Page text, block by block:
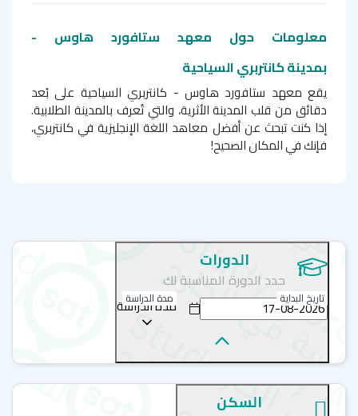
معلومات حول معهد ستافورد هاوس -
بمدينة كانتربري السياحية
يقع معهد ستافورد هاوس - كانتربري السياحية على بُعد
دقائق من قلب المدينة الأثرية، والتي تُعرف بالمدينة الطلابية.
إذا كنت تبحث عن أفضل معاهد اللغة الإنجليزية في كانتربري،
فإنك في المكان الصحيح!
ومشاهدة الاثار القديمة التي تعود للقرون الوسطى، إنها حقاً
المدينة المثالية للطلبة الذين يرغبون في تعلم اللغة، ويبحثون
عن المغامرة.
دورات اللغة الانجليزية
دورة اللغة الإنجليزية العامة
دورة اللغة الإنجليزية العامة المكثفة وعالية الكثافة
دورة الإعداد لامتحان كامبردج
الدورات
حدد الدورة المناسبة لك
تاريخ البداية مدة الدراسة
مدة الدراسة
السكن